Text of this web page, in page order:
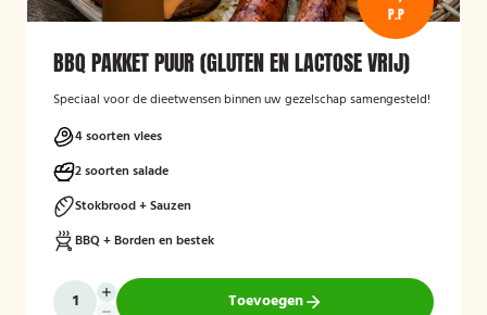
P.P
BBQ PAKKET PUUR (GLUTEN EN LACTOSE VRIJ)
Speciaal voor de dieetwensen binnen uw gezelschap samengesteld!
4 soorten vlees
2 soorten salade
Stokbrood + Sauzen
BBQ + Borden en bestek
Toevoegen